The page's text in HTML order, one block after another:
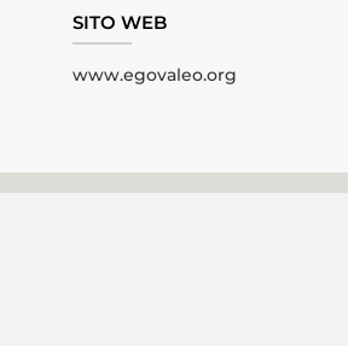
SITO WEB
www.egovaleo.org